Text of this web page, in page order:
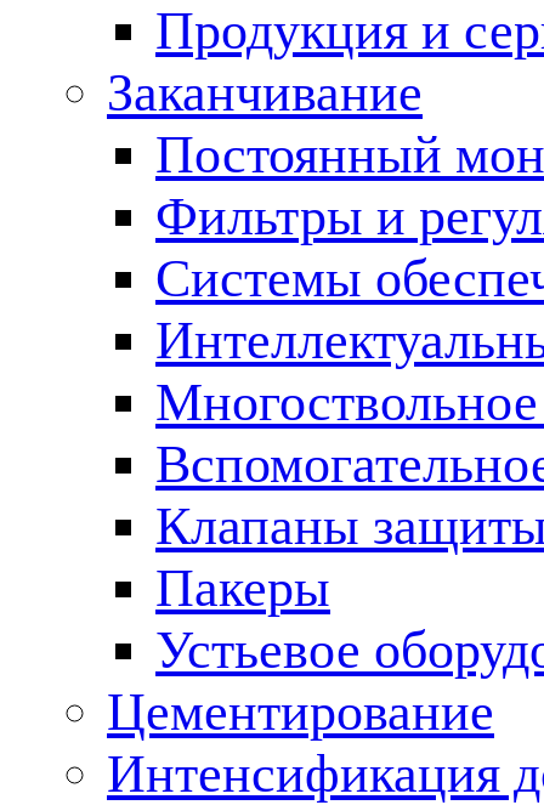
Продукция и
Заканчивание
Постоянный
Фильтры и
Cистемы
Клапаны
Пакеры
Устьевое
Цементирование
Интенсификация